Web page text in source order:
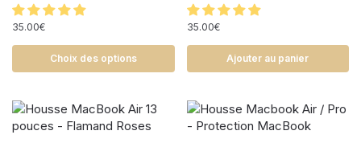
35.00€
Choix des options
35.00€
Ajouter au panier